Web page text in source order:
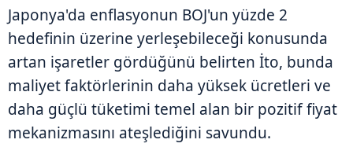
Japonya'da enflasyonun BOJ'un yüzde 2
hedefinin üzerine yerleşebileceği konusunda
artan işaretler gördüğünü belirten İto, bunda
maliyet faktörlerinin daha yüksek ücretleri ve
daha güçlü tüketimi temel alan bir pozitif fiyat
mekanizmasını ateşlediğini savundu.